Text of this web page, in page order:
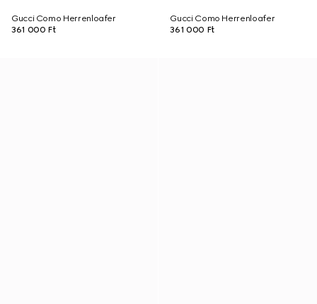
Gucci Como Herrenloafer
361 000 Ft
Gucci Como Herrenloafer
361 000 Ft